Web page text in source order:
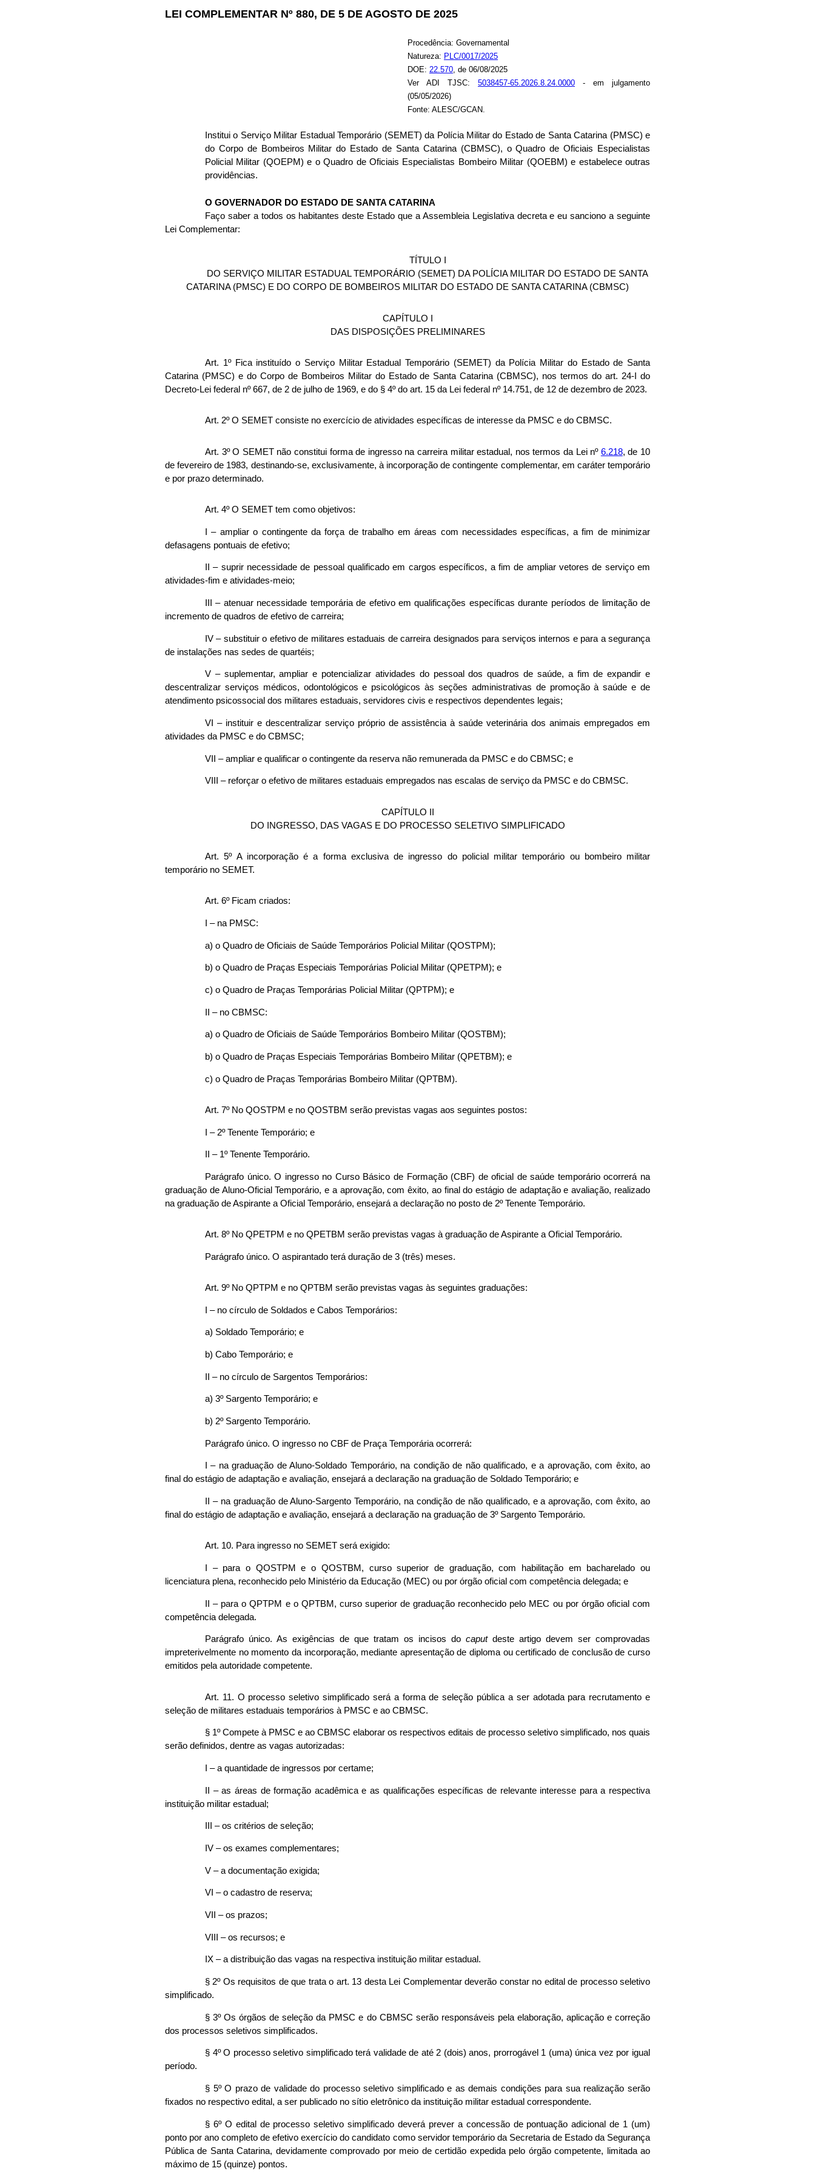
LEI COMPLEMENTAR Nº 880, DE 5 DE AGOSTO DE 2025
Procedência: Governamental
Natureza: PLC/0017/2025
DOE: 22.570 , de 06/08/2025
Ver ADI TJSC: 5038457-65.2026.8.24.0000 - em julgamento
(05/05/2026)
Fonte: ALESC/GCAN.
Institui o Serviço Militar Estadual Temporário (SEMET) da Polícia Militar do Estado de Santa Catarina (PMSC) e
do Corpo de Bombeiros Militar do Estado de Santa Catarina (CBMSC), o Quadro de Oficiais Especialistas
Policial Militar (QOEPM) e o Quadro de Oficiais Especialistas Bombeiro Militar (QOEBM) e estabelece outras
providências.
O GOVERNADOR DO ESTADO DE SANTA CATARINA
Faço saber a todos os habitantes deste Estado que a Assembleia Legislativa decreta e eu sanciono a seguinte
Lei Complementar:
TÍTULO I
DO SERVIÇO MILITAR ESTADUAL TEMPORÁRIO (SEMET) DA POLÍCIA MILITAR DO ESTADO DE SANTA
CATARINA (PMSC) E DO CORPO DE BOMBEIROS MILITAR DO ESTADO DE SANTA CATARINA (CBMSC)
CAPÍTULO I
DAS DISPOSIÇÕES PRELIMINARES
Art. 1º Fica instituído o Serviço Militar Estadual Temporário (SEMET) da Polícia Militar do Estado de Santa
Catarina (PMSC) e do Corpo de Bombeiros Militar do Estado de Santa Catarina (CBMSC), nos termos do art. 24-I do
Decreto-Lei federal nº 667, de 2 de julho de 1969, e do § 4º do art. 15 da Lei federal nº 14.751, de 12 de dezembro de 2023.
Art. 2º O SEMET consiste no exercício de atividades específicas de interesse da PMSC e do CBMSC.
Art. 3º O SEMET não constitui forma de ingresso na carreira militar estadual, nos termos da Lei nº 6.218, de 10
de fevereiro de 1983, destinando-se, exclusivamente, à incorporação de contingente complementar, em caráter temporário
e por prazo determinado.
Art. 4º O SEMET tem como objetivos:
I – ampliar o contingente da força de trabalho em áreas com necessidades específicas, a fim de minimizar
defasagens pontuais de efetivo;
II – suprir necessidade de pessoal qualificado em cargos específicos, a fim de ampliar vetores de serviço em
atividades-fim e atividades-meio;
III – atenuar necessidade temporária de efetivo em qualificações específicas durante períodos de limitação de
incremento de quadros de efetivo de carreira;
IV – substituir o efetivo de militares estaduais de carreira designados para serviços internos e para a segurança
de instalações nas sedes de quartéis;
V – suplementar, ampliar e potencializar atividades do pessoal dos quadros de saúde, a fim de expandir e
descentralizar serviços médicos, odontológicos e psicológicos às seções administrativas de promoção à saúde e de
atendimento psicossocial dos militares estaduais, servidores civis e respectivos dependentes legais;
VI – instituir e descentralizar serviço próprio de assistência à saúde veterinária dos animais empregados em
atividades da PMSC e do CBMSC;
VII – ampliar e qualificar o contingente da reserva não remunerada da PMSC e do CBMSC; e
VIII – reforçar o efetivo de militares estaduais empregados nas escalas de serviço da PMSC e do CBMSC.
CAPÍTULO II
DO INGRESSO, DAS VAGAS E DO PROCESSO SELETIVO SIMPLIFICADO
Art. 5º A incorporação é a forma exclusiva de ingresso do policial militar temporário ou bombeiro militar
temporário no SEMET.
Art. 6º Ficam criados:
I – na PMSC:
a) o Quadro de Oficiais de Saúde Temporários Policial Militar (QOSTPM);
b) o Quadro de Praças Especiais Temporárias Policial Militar (QPETPM); e
c) o Quadro de Praças Temporárias Policial Militar (QPTPM); e
II – no CBMSC:
a) o Quadro de Oficiais de Saúde Temporários Bombeiro Militar (QOSTBM);
b) o Quadro de Praças Especiais Temporárias Bombeiro Militar (QPETBM); e
c) o Quadro de Praças Temporárias Bombeiro Militar (QPTBM).
Art. 7º No QOSTPM e no QOSTBM serão previstas vagas aos seguintes postos:
I – 2º Tenente Temporário; e
II – 1º Tenente Temporário.
Parágrafo único. O ingresso no Curso Básico de Formação (CBF) de oficial de saúde temporário ocorrerá na
graduação de Aluno-Oficial Temporário, e a aprovação, com êxito, ao final do estágio de adaptação e avaliação, realizado
na graduação de Aspirante a Oficial Temporário, ensejará a declaração no posto de 2º Tenente Temporário.
Art. 8º No QPETPM e no QPETBM serão previstas vagas à graduação de Aspirante a Oficial Temporário.
Parágrafo único. O aspirantado terá duração de 3 (três) meses.
Art. 9º No QPTPM e no QPTBM serão previstas vagas às seguintes graduações:
I – no círculo de Soldados e Cabos Temporários:
a) Soldado Temporário; e
b) Cabo Temporário; e
II – no círculo de Sargentos Temporários:
a) 3º Sargento Temporário; e
b) 2º Sargento Temporário.
Parágrafo único. O ingresso no CBF de Praça Temporária ocorrerá:
I – na graduação de Aluno-Soldado Temporário, na condição de não qualificado, e a aprovação, com êxito, ao
final do estágio de adaptação e avaliação, ensejará a declaração na graduação de Soldado Temporário; e
II – na graduação de Aluno-Sargento Temporário, na condição de não qualificado, e a aprovação, com êxito, ao
final do estágio de adaptação e avaliação, ensejará a declaração na graduação de 3º Sargento Temporário.
Art. 10. Para ingresso no SEMET será exigido:
I – para o QOSTPM e o QOSTBM, curso superior de graduação, com habilitação em bacharelado ou
licenciatura plena, reconhecido pelo Ministério da Educação (MEC) ou por órgão oficial com competência delegada; e
II – para o QPTPM e o QPTBM, curso superior de graduação reconhecido pelo MEC ou por órgão oficial com
competência delegada.
Parágrafo único. As exigências de que tratam os incisos do caputdeste artigo devem ser comprovadas
impreterivelmente no momento da incorporação, mediante apresentação de diploma ou certificado de conclusão de curso
emitidos pela autoridade competente.
Art. 11. O processo seletivo simplificado será a forma de seleção pública a ser adotada para recrutamento e
seleção de militares estaduais temporários à PMSC e ao CBMSC.
§ 1º Compete à PMSC e ao CBMSC elaborar os respectivos editais de processo seletivo simplificado, nos quais
serão definidos, dentre as vagas autorizadas:
I – a quantidade de ingressos por certame;
II – as áreas de formação acadêmica e as qualificações específicas de relevante interesse para a respectiva
instituição militar estadual;
III – os critérios de seleção;
IV – os exames complementares;
V – a documentação exigida;
VI – o cadastro de reserva;
VII – os prazos;
VIII – os recursos; e
IX – a distribuição das vagas na respectiva instituição militar estadual.
§ 2º Os requisitos de que trata o art. 13 desta Lei Complementar deverão constar no edital de processo seletivo
simplificado.
§ 3º Os órgãos de seleção da PMSC e do CBMSC serão responsáveis pela elaboração, aplicação e correção
dos processos seletivos simplificados.
§ 4º O processo seletivo simplificado terá validade de até 2 (dois) anos, prorrogável 1 (uma) única vez por igual
período.
§ 5º O prazo de validade do processo seletivo simplificado e as demais condições para sua realização serão
fixados no respectivo edital, a ser publicado no sítio eletrônico da instituição militar estadual correspondente.
§ 6º O edital de processo seletivo simplificado deverá prever a concessão de pontuação adicional de 1 (um)
ponto por ano completo de efetivo exercício do candidato como servidor temporário da Secretaria de Estado da Segurança
Pública de Santa Catarina, devidamente comprovado por meio de certidão expedida pelo órgão competente, limitada ao
máximo de 15 (quinze) pontos.